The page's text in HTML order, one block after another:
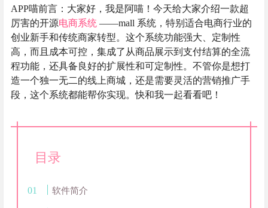
APP喵前言：大家好，我是阿喵！今天给大家介绍一款超
厉害的开源电商系统 ——mall 系统，特别适合电商行业的
创业新手和传统商家转型。这个系统功能强大、定制性
高，而且成本可控，集成了从商品展示到支付结算的全流
程功能，还具备良好的扩展性和可定制性。不管你是想打
造一个独一无二的线上商城，还是需要灵活的营销推广手
段，这个系统都能帮你实现。快和我一起看看吧！
目录
软件简介